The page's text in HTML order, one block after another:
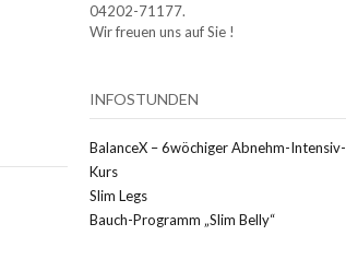
04202-71177.
Wir freuen uns auf Sie !
INFOSTUNDEN
BalanceX – 6wöchiger Abnehm-Intensiv-
Kurs
Slim Legs
Bauch-Programm „Slim Belly“